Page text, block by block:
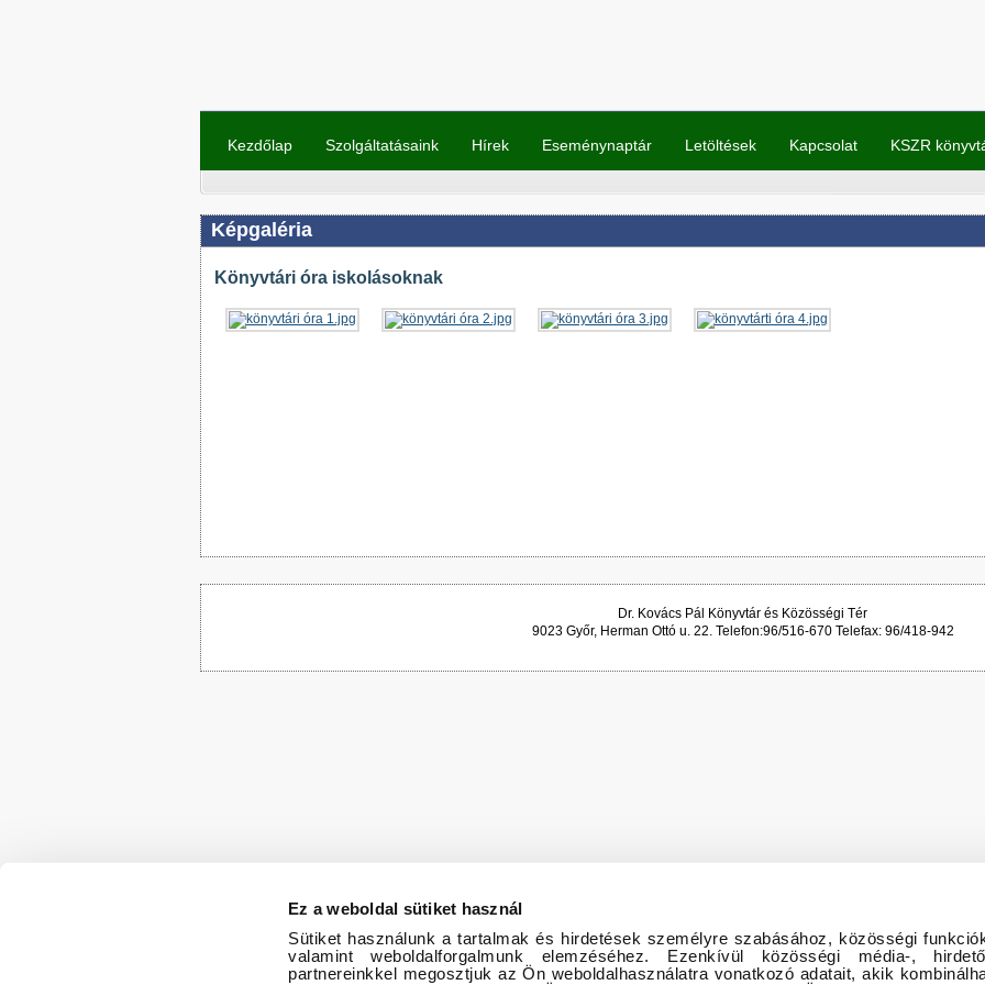
Ez a weboldal sütiket használ
Sütiket használunk a tartalmak és hirdetések személyre szabásához, közösségi
valamint weboldalforgalmunk elemzéséhez. Ezenkívül közösségi média-,
partnereinkkel megosztjuk az Ön weboldalhasználatra vonatkozó adatait, akik
Kezdőlap Szolgáltatásaink Hírek Eseménynaptár Letöltések Kapcsolat KSZR
Képgaléria
Könyvtári óra iskolásoknak
Dr. Kovács Pál Könyvtár és Közösségi Tér
9023 Győr, Herman Ottó u. 22. Telefon:96/516-670 Telefax: 96/418-942